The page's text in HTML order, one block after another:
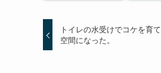
トイレの水受けでコケを育
空間になった。